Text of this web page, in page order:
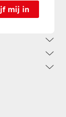
mij in